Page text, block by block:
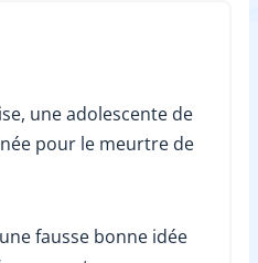
une adolescente de
pour le meurtre de
fausse bonne idée